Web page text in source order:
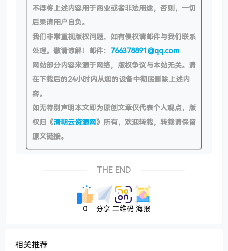
不得将上述内容用于商业或者非法用途，否则，一切
后果请用户自负。
我们非常重视版权问题，如有侵权请邮件与我们联系
处理。敬请谅解！邮件： 766378891@qq.com
网站部分内容来源于网络，版权争议与本站无关。请
在下载后的24小时内从您的设备中彻底删除上述内
容。
如无特别声明本文即为原创文章仅代表个人观点，版
权归《清朝云资源网》所有，欢迎转载，转载请保留
原文链接。
THE END
0 分享 二维码 海报
相关推荐